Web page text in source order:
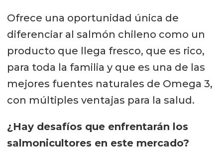
Ofrece una oportunidad única de
diferenciar al salmón chileno como un
producto que llega fresco, que es rico,
para toda la familia y que es una de las
mejores fuentes naturales de Omega 3,
con múltiples ventajas para la salud.
¿Hay desafíos que enfrentarán los
salmonicultores en este mercado?